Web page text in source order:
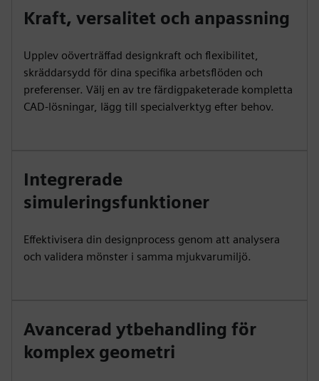
Kraft, versalitet och anpassning
Upplev oöverträffad designkraft och flexibilitet,
skräddarsydd för dina specifika arbetsflöden och
preferenser. Välj en av tre färdigpaketerade kompletta
CAD-lösningar, lägg till specialverktyg efter behov.
Integrerade
simuleringsfunktioner
Effektivisera din designprocess genom att analysera
och validera mönster i samma mjukvarumiljö.
Avancerad ytbehandling för
komplex geometri